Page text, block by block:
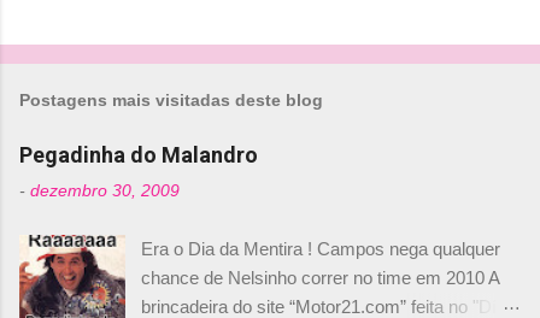
Postagens mais visitadas deste blog
Pegadinha do Malandro
- dezembro 30, 2009
Era o Dia da Mentira ! Campos nega qualquer
chance de Nelsinho correr no time em 2010 A
brincadeira do site “Motor21.com” feita no "Día